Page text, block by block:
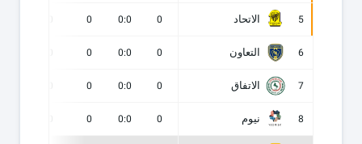
5 الاتحاد 0
0:0
0
6 التعاون 0
0:0
0
7 الاتفاق 0
0:0
0
8 نيوم 0
0:0
0